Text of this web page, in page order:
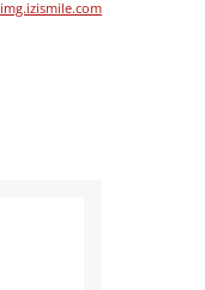
img.izismile.com